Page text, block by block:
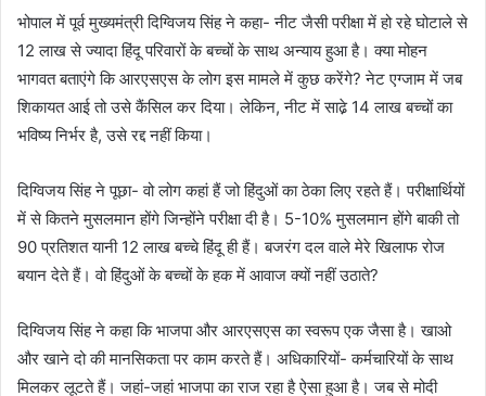
भोपाल में पूर्व मुख्यमंत्री दिग्विजय सिंह ने कहा- नीट जैसी परीक्षा में हो रहे घोटाले से
12 लाख से ज्यादा हिंदू परिवारों के बच्चों के साथ अन्याय हुआ है। क्या मोहन
भागवत बताएंगे कि आरएसएस के लोग इस मामले में कुछ करेंगे? नेट एग्जाम में जब
शिकायत आई तो उसे कैंसिल कर दिया। लेकिन, नीट में साढे़ 14 लाख बच्चों का
भविष्य निर्भर है, उसे रद्द नहीं किया।
दिग्विजय सिंह ने पूछा- वो लोग कहां हैं जो हिंदुओं का ठेका लिए रहते हैं। परीक्षार्थियों
में से कितने मुसलमान होंगे जिन्होंने परीक्षा दी है। 5-10% मुसलमान होंगे बाकी तो
90 प्रतिशत यानी 12 लाख बच्चे हिंदू ही हैं। बजरंग दल वाले मेरे खिलाफ रोज
बयान देते हैं। वो हिंदुओं के बच्चों के हक में आवाज क्यों नहीं उठाते?
दिग्विजय सिंह ने कहा कि भाजपा और आरएसएस का स्वरूप एक जैसा है। खाओ
और खाने दो की मानसिकता पर काम करते हैं। अधिकारियों- कर्मचारियों के साथ
मिलकर लूटते हैं। जहां-जहां भाजपा का राज रहा है ऐसा हुआ है। जब से मोदी